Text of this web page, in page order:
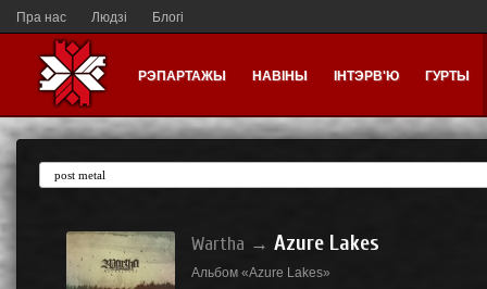
Пра нас Людзі Блогі
РЭПАРТАЖЫ НАВІНЫ ІНТЭРВ'Ю ГУРТЫ
Wartha → Azure Lakes
Альбом «Azure Lakes»